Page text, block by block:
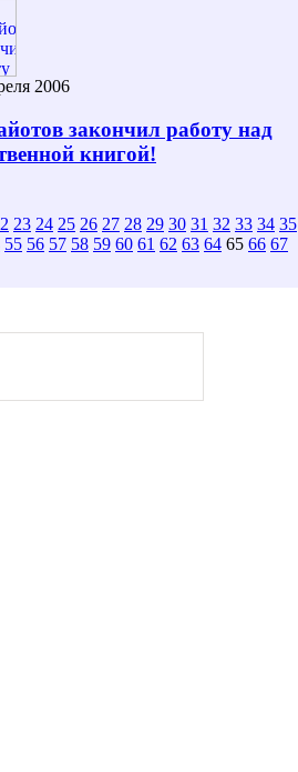
2006
закончил работу над
книгой!
23 24 25 26 27 28 29 30 31 32 33 34 35
55 56 57 58 59 60 61 62 63 64 65 66 67